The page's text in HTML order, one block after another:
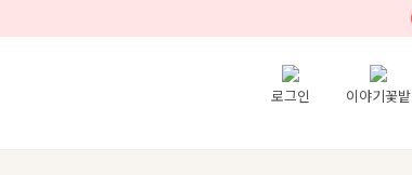
로그인 이야기꽃밭